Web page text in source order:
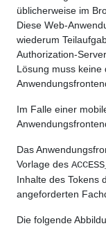
üblicherweise im
Diese Web-
wiederum
Authorization-
Lösung muss keine
Im Falle einer
Das
Vorlage des
Inhalte des Tokens
angeforderten
Die folgende